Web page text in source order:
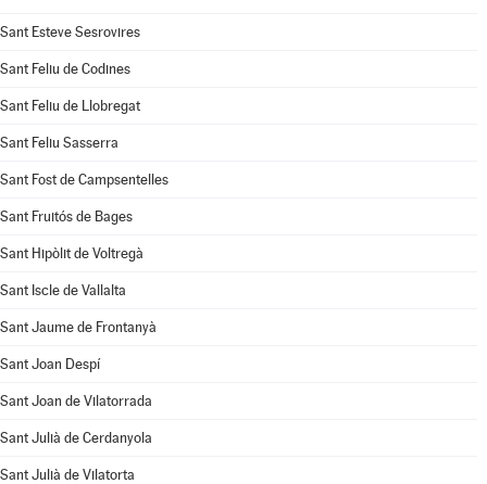
Sant Esteve Sesrovires
Sant Feliu de Codines
Sant Feliu de Llobregat
Sant Feliu Sasserra
Sant Fost de Campsentelles
Sant Fruitós de Bages
Sant Hipòlit de Voltregà
Sant Iscle de Vallalta
Sant Jaume de Frontanyà
Sant Joan Despí
Sant Joan de Vilatorrada
Sant Julià de Cerdanyola
Sant Julià de Vilatorta